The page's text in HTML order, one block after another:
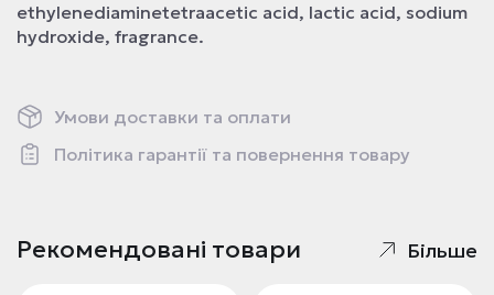
ethylenediaminetetraacetic acid, lactic acid, sodium
hydroxide, fragrance.
Умови доставки та оплати
Політика гарантії та повернення товару
Рекомендовані товари Більше